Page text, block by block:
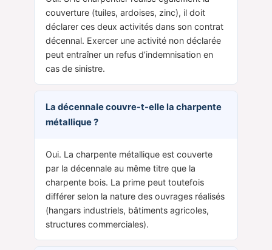
couverture (tuiles, ardoises, zinc), il doit
déclarer ces deux activités dans son contrat
décennal. Exercer une activité non déclarée
peut entraîner un refus d’indemnisation en
cas de sinistre.
La décennale couvre-t-elle la charpente
métallique ?
Oui. La charpente métallique est couverte
par la décennale au même titre que la
charpente bois. La prime peut toutefois
différer selon la nature des ouvrages réalisés
(hangars industriels, bâtiments agricoles,
structures commerciales).